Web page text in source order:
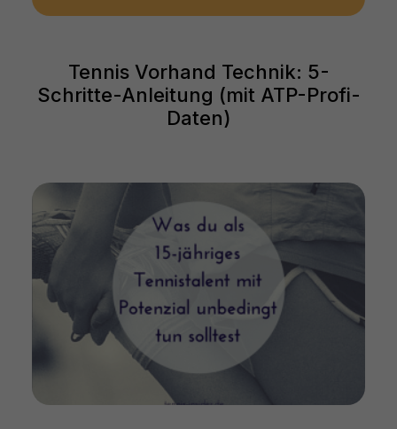
Tennis Vorhand Technik: 5-
Schritte-Anleitung (mit ATP-Profi-
Daten)